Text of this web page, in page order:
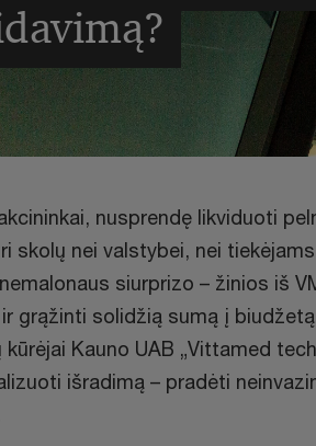
nusprendę likviduoti
skolų nei valstybei, nei
siurprizo – žinios iš
grąžinti solidžią sumą į
kūrėjai Kauno UAB „Vittamed
išradimą – pradėti